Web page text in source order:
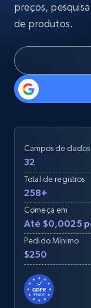
preços,
de produtos.
Campos de dados
32
Total de registros
258+
Começa em
Até $0,0025
Pedido Mínimo
$250